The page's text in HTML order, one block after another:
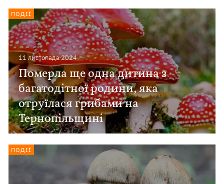
11 листопада 2024
Померла ще одна дитина з
багатодітної родини, яка
отруїлася грибами на
Тернопільщині
ПОДІЇ
ПОДІЇ